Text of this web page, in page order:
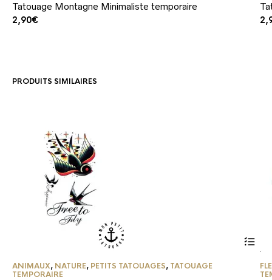
Tatouage Montagne Minimaliste temporaire
2,90€
PRODUITS SIMILAIRES
ANIMAUX, NATURE, PETITS TATOUAGES, TATOUAGE
TEMPORAIRE